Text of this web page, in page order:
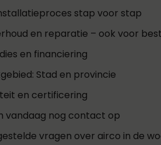
stap voor stap
en reparatie – ook voor
en financiering
Stad en provincie
en certificering
vandaag nog contact op
vragen over airco in de